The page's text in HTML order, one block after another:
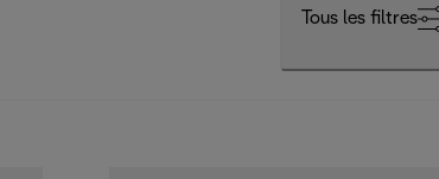
Tous les filtres